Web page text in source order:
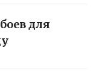
для